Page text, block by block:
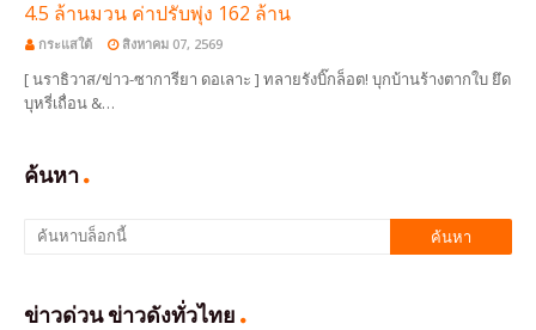
4.5 ล้านมวน ค่าปรับพุ่ง 162 ล้าน
กระแสใต้ สิงหาคม 07, 2569
[ นราธิวาส/ข่าว-ซาการียา ดอเลาะ ] ทลายรังบิ๊กล็อต! บุกบ้านร้างตากใบ ยึด
บุหรี่เถื่อน &…
ค้นหา
ข่าวด่วน ข่าวดังทั่วไทย